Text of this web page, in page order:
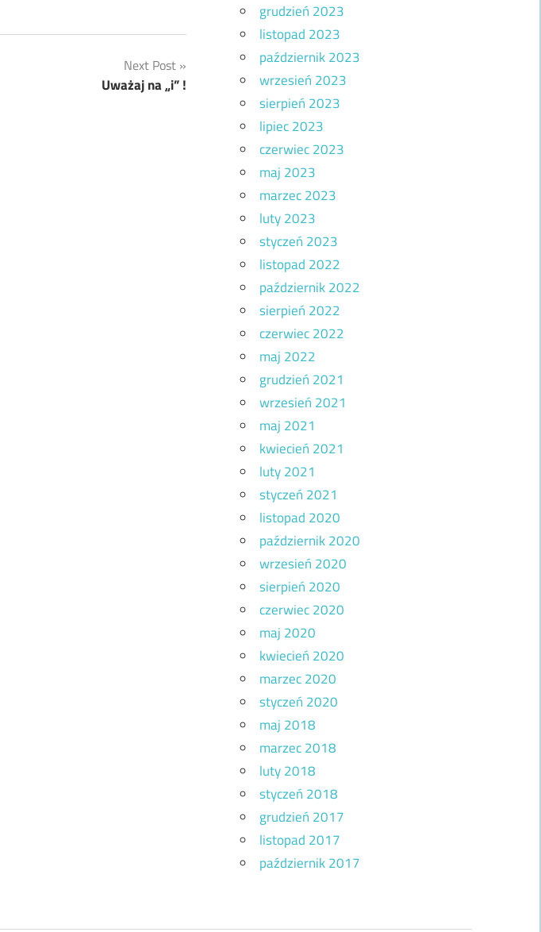
Next Post
Uważaj na „i” !
grudzień 2023
listopad 2023
październik 2023
wrzesień 2023
sierpień 2023
lipiec 2023
czerwiec 2023
maj 2023
marzec 2023
luty 2023
styczeń 2023
listopad 2022
październik 2022
sierpień 2022
czerwiec 2022
maj 2022
grudzień 2021
wrzesień 2021
maj 2021
kwiecień 2021
luty 2021
styczeń 2021
listopad 2020
październik 2020
wrzesień 2020
sierpień 2020
czerwiec 2020
maj 2020
kwiecień 2020
marzec 2020
styczeń 2020
maj 2018
marzec 2018
luty 2018
styczeń 2018
grudzień 2017
listopad 2017
październik 2017